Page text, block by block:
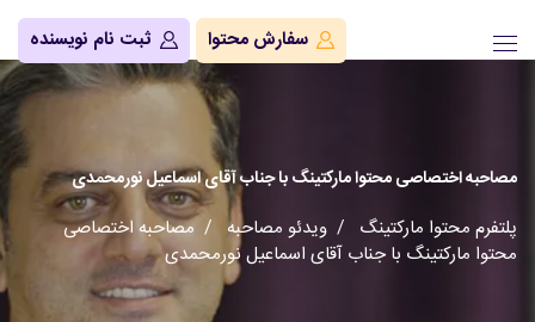
سفارش محتوا ثبت نام نویسنده
مصاحبه اختصاصی محتوا مارکتینگ با جناب آقای اسماعیل نورمحمدی
پلتفرم محتوا مارکتینگ / ویدئو مصاحبه / مصاحبه اختصاصی
محتوا مارکتینگ با جناب آقای اسماعیل نورمحمدی